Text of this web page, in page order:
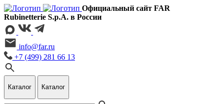
Официальный сайт FAR
Rubinetterie S.p.A. в России
info@far.ru
+7 (499) 281 66 13
Каталог Каталог